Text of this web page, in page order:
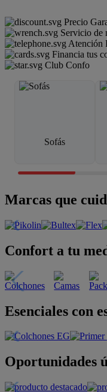
Precio
Servicio de
Atención
Financia tus
Club Confo
Sofás
Marcas que
Confort a tu
Esenciales con
Oportunidades